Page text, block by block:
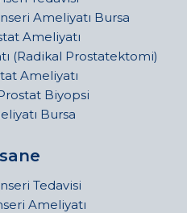
Ameliyatı Bursa
Ameliyatı
(Radikal Prostatektomi)
Ameliyatı
Biyopsi
Bursa
Tedavisi
Ameliyatı